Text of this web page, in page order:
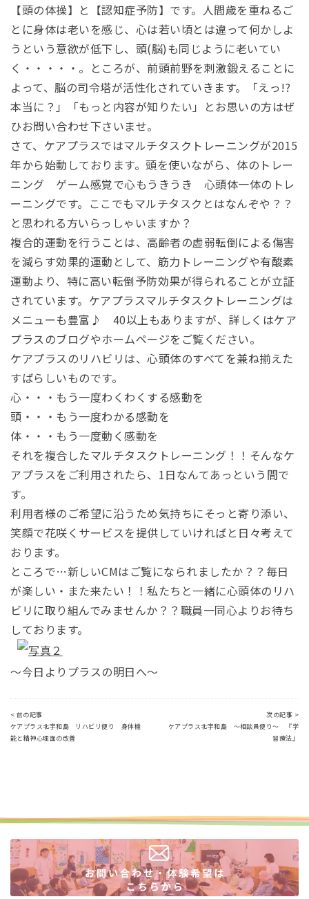
【頭の体操】と【認知症予防】です。人間歳を重ねるご
とに身体は老いを感じ、心は若い頃とは違って何かしよ
うという意欲が低下し、頭(脳)も同じように老いてい
く・・・・・。ところが、前頭前野を刺激鍛えることに
よって、脳の司令塔が活性化されていきます。「えっ!?
本当に？」「もっと内容が知りたい」とお思いの方はぜ
ひお問い合わせ下さいませ。
さて、ケアプラスではマルチタスクトレーニングが2015
年から始動しております。頭を使いながら、体のトレー
ニング ゲーム感覚で心もうきうき 心頭体一体のトレ
ーニングです。ここでもマルチタスクとはなんぞや？？
と思われる方いらっしゃいますか？
複合的運動を行うことは、高齢者の虚弱転倒による傷害
を減らす効果的運動として、筋力トレーニングや有酸素
運動より、特に高い転倒予防効果が得られることが立証
されています。ケアプラスマルチタスクトレーニングは
メニューも豊富♪ 40以上もありますが、詳しくはケア
プラスのブログやホームページをご覧ください。
ケアプラスのリハビリは、心頭体のすべてを兼ね揃えた
すばらしいものです。
心・・・もう一度わくわくする感動を
頭・・・もう一度わかる感動を
体・・・もう一度動く感動を
それを複合したマルチタスクトレーニング！！そんなケ
アプラスをご利用されたら、1日なんてあっという間で
す。
利用者様のご希望に沿うため気持ちにそっと寄り添い、
笑顔で花咲くサービスを提供していければと日々考えて
おります。
ところで…新しいCMはご覧になられましたか？？毎日
が楽しい・また来たい！！私たちと一緒に心頭体のリハ
ビリに取り組んでみませんか？？職員一同心よりお待ち
しております。
～今日よりプラスの明日へ～
< 前の記事
ケアプラス北宇和島 リハビリ便り 身体機
能と精神心理面の改善
次の記事 >
ケアプラス北宇和島 ～相談員便り～ 『学
習療法』